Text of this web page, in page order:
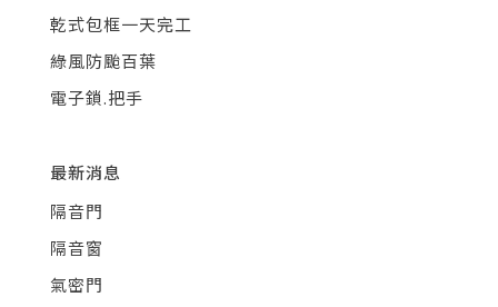
乾式包框一天完工
綠風防颱百葉
電子鎖.把手
最新消息
隔音門
隔音窗
氣密門